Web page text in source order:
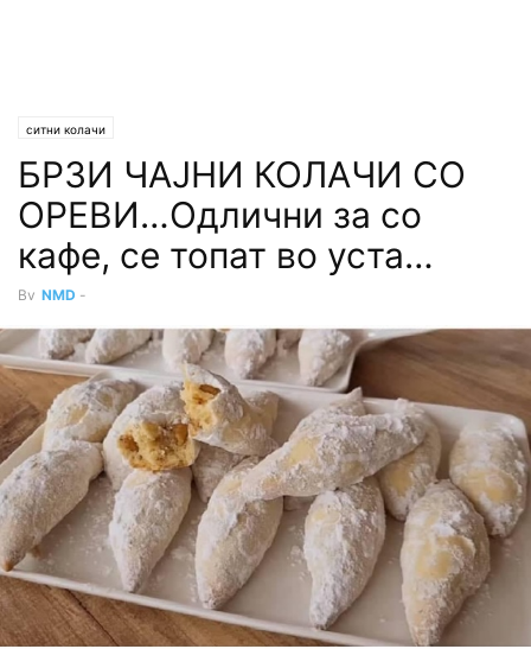
ситни колачи
БРЗИ ЧАЈНИ КОЛАЧИ СО
ОРЕВИ…Одлични за со
кафе, се топат во уста…
By NMD -